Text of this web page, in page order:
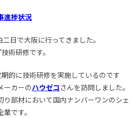
進捗状況
日で大阪に行ってきました。
術研修です。
的に技術研修を実施しているのです
ーカーのハウゼコ さんを訪問しました。
り部材において国内ナンバーワンのシェ
です。